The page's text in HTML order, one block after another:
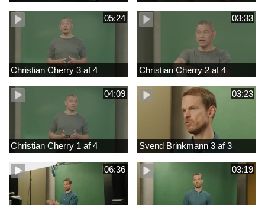
05:24
Christian Cherry 3 af 4
03:33
Christian Cherry 2 af 4
04:09
Christian Cherry 1 af 4
03:23
Svend Brinkmann 3 af 3
06:36 03:19